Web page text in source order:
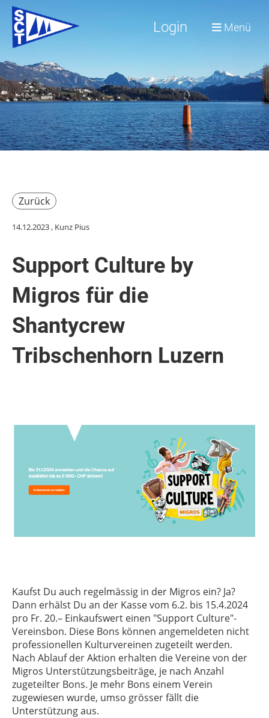
Login Menü
Zurück
14.12.2023, Kunz Pius
Support Culture by
Migros für die
Shantycrew
Tribschenhorn Luzern
Kaufst Du auch regelmässig in der Migros ein? Ja?
Dann erhälst Du an der Kasse vom 6.2. bis 15.4.2024
pro Fr. 20.– Einkaufswert einen "Support Culture"-
Vereinsbon. Diese Bons können angemeldeten nicht
professionellen Kulturvereinen zugeteilt werden.
Nach Ablauf der Aktion erhalten die Vereine von der
Migros Unterstützungsbeiträge, je nach Anzahl
zugeteilter Bons. Je mehr Bons einem Verein
zugewiesen wurde, umso grösser fällt die
Unterstützung aus.